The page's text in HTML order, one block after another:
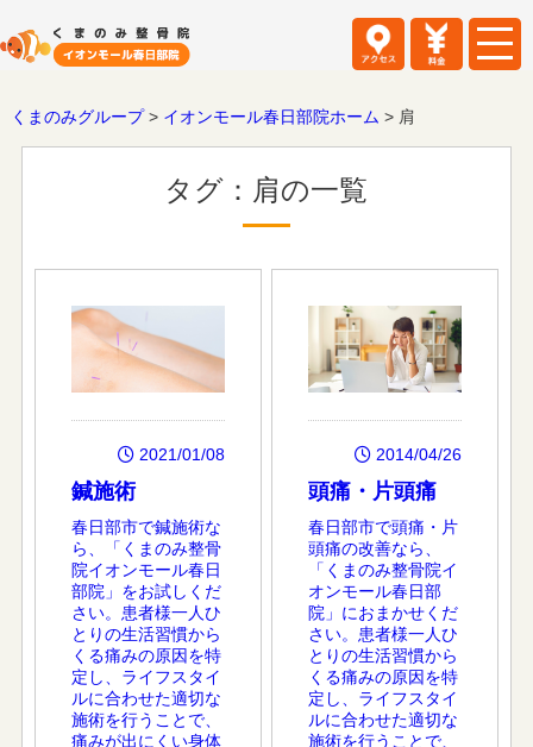
くまのみグループ> イオンモール春日部院ホーム > 肩
タグ：肩の一覧
2021/01/08
鍼施術
春日部市で鍼施術な
ら、「くまのみ整骨
院イオンモール春日
部院」をお試しくだ
さい。患者様一人ひ
とりの生活習慣から
くる痛みの原因を特
定し、ライフスタイ
ルに合わせた適切な
施術を行うことで、
痛みが出にくい身体
2014/04/26
頭痛・片頭痛
春日部市で頭痛・片
頭痛の改善なら、
「くまのみ整骨院イ
オンモール春日部
院」におまかせくだ
さい。患者様一人ひ
とりの生活習慣から
くる痛みの原因を特
定し、ライフスタイ
ルに合わせた適切な
施術を行うことで、